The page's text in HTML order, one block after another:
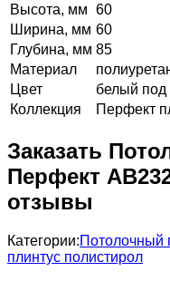
Высота, мм 60
Ширина, мм 60
Глубина, мм 85
Материал
Цвет
белый под
Коллекция
Перфект
Заказать
Перфект
отзывы
Категории:Потолочный
плинтус полистирол